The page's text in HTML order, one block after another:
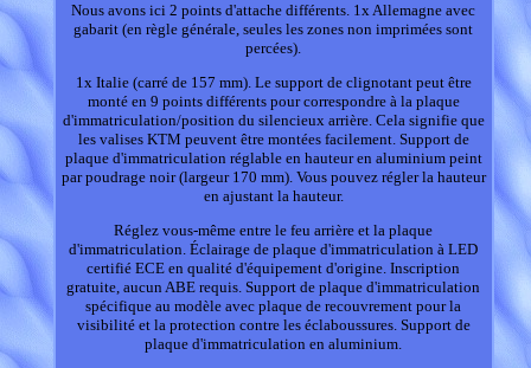
Nous avons ici 2 points d'attache différents. 1x Allemagne avec
gabarit (en règle générale, seules les zones non imprimées sont
percées).
1x Italie (carré de 157 mm). Le support de clignotant peut être
monté en 9 points différents pour correspondre à la plaque
d'immatriculation/position du silencieux arrière. Cela signifie que
les valises KTM peuvent être montées facilement. Support de
plaque d'immatriculation réglable en hauteur en aluminium peint
par poudrage noir (largeur 170 mm). Vous pouvez régler la hauteur
en ajustant la hauteur.
Réglez vous-même entre le feu arrière et la plaque
d'immatriculation. Éclairage de plaque d'immatriculation à LED
certifié ECE en qualité d'équipement d'origine. Inscription
gratuite, aucun ABE requis. Support de plaque d'immatriculation
spécifique au modèle avec plaque de recouvrement pour la
visibilité et la protection contre les éclaboussures. Support de
plaque d'immatriculation en aluminium.